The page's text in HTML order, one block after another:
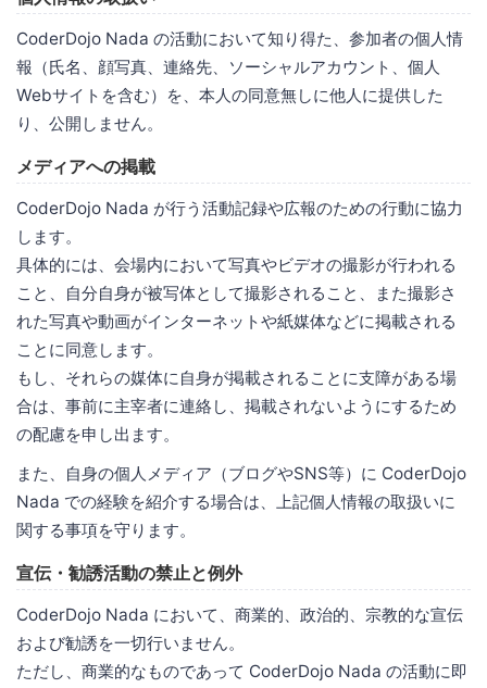
CoderDojo Nada の活動において知り得た、参加者の個人情
報（氏名、顔写真、連絡先、ソーシャルアカウント、個人
Webサイトを含む）を、本人の同意無しに他人に提供した
り、公開しません。
メディアへの掲載
CoderDojo Nada が行う活動記録や広報のための行動に協力
します。
具体的には、会場内において写真やビデオの撮影が行われる
こと、自分自身が被写体として撮影されること、また撮影さ
れた写真や動画がインターネットや紙媒体などに掲載される
ことに同意します。
もし、それらの媒体に自身が掲載されることに支障がある場
合は、事前に主宰者に連絡し、掲載されないようにするため
の配慮を申し出ます。
また、自身の個人メディア（ブログやSNS等）に CoderDojo
Nada での経験を紹介する場合は、上記個人情報の取扱いに
関する事項を守ります。
宣伝・勧誘活動の禁止と例外
CoderDojo Nada において、商業的、政治的、宗教的な宣伝
および勧誘を一切行いません。
ただし、商業的なものであって CoderDojo Nada の活動に即